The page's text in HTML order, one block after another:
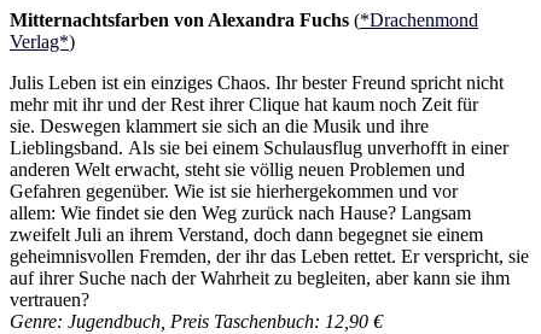
Mitternachtsfarben von Alexandra Fuchs (*Drachenmond
Verlag*)
Julis Leben ist ein einziges Chaos. Ihr bester Freund spricht nicht
mehr mit ihr und der Rest ihrer Clique hat kaum noch Zeit für
sie. Deswegen klammert sie sich an die Musik und ihre
Lieblingsband. Als sie bei einem Schulausflug unverhofft in einer
anderen Welt erwacht, steht sie völlig neuen Problemen und
Gefahren gegenüber. Wie ist sie hierhergekommen und vor
allem: Wie findet sie den Weg zurück nach Hause? Langsam
zweifelt Juli an ihrem Verstand, doch dann begegnet sie einem
geheimnisvollen Fremden, der ihr das Leben rettet. Er verspricht, sie
auf ihrer Suche nach der Wahrheit zu begleiten, aber kann sie ihm
vertrauen?
Genre: Jugendbuch, Preis Taschenbuch: 12,90 €